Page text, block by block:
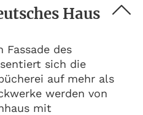
Haus
Fassade des
sich die
auf mehr als
werden von
mit